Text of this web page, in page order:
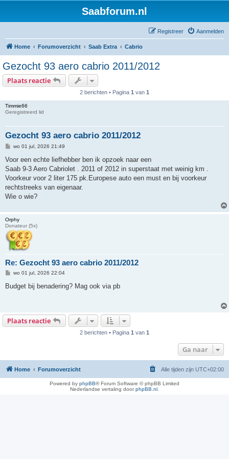
Saabforum.nl
Aanmelden
Registreer
Home Forumoverzicht Saab Extra Cabrio
Gezocht 93 aero cabrio 2011/2012
Plaats reactie
2 berichten • Pagina 1 van 1
Timmie66
Geregistreerd lid
Gezocht 93 aero cabrio 2011/2012
B
r
c
h
wo 01 jul, 2026 21:49
Voor een echte liefhebber ben ik opzoek naar een
Saab 9-3 Aero Cabriolet . 2011 of 2012 in superstaat met weinig km .
Voorkeur voor 2 liter 175 pk.Europese auto een must en bij voorkeur
rechtstreeks van eigenaar.
Wie o wie?
Orphy
Donateur (5x)
Re: Gezocht 93 aero cabrio 2011/2012
B
r
wo 01 jul, 2026 22:04
Budget bij benadering? Mag ook via pb
Plaats reactie
2 berichten • Pagina 1 van 1
Ga naar
Home Forumoverzicht Alle tijden zijn UTC+02:00
Powered by phpBB® Forum Software © phpBB Limited
Nederlandse vertaling doorphpBB.nl